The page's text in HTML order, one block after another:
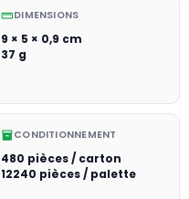
straightenDIMENSIONS
9 × 5 × 0,9 cm
37 g
inventory_2CONDITIONNEMENT
480 pièces / carton
12240 pièces / palette